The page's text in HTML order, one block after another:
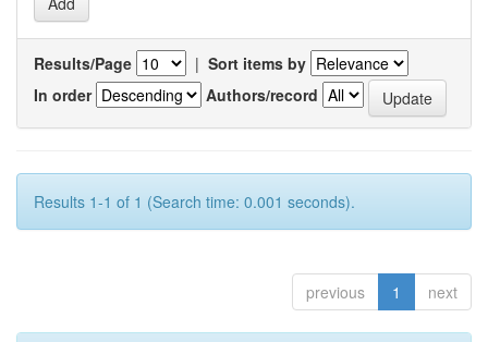
Results/Page | Sort items by
In order
Authors/record
Results 1-1 of 1 (Search time: 0.001 seconds).
previous 1 next